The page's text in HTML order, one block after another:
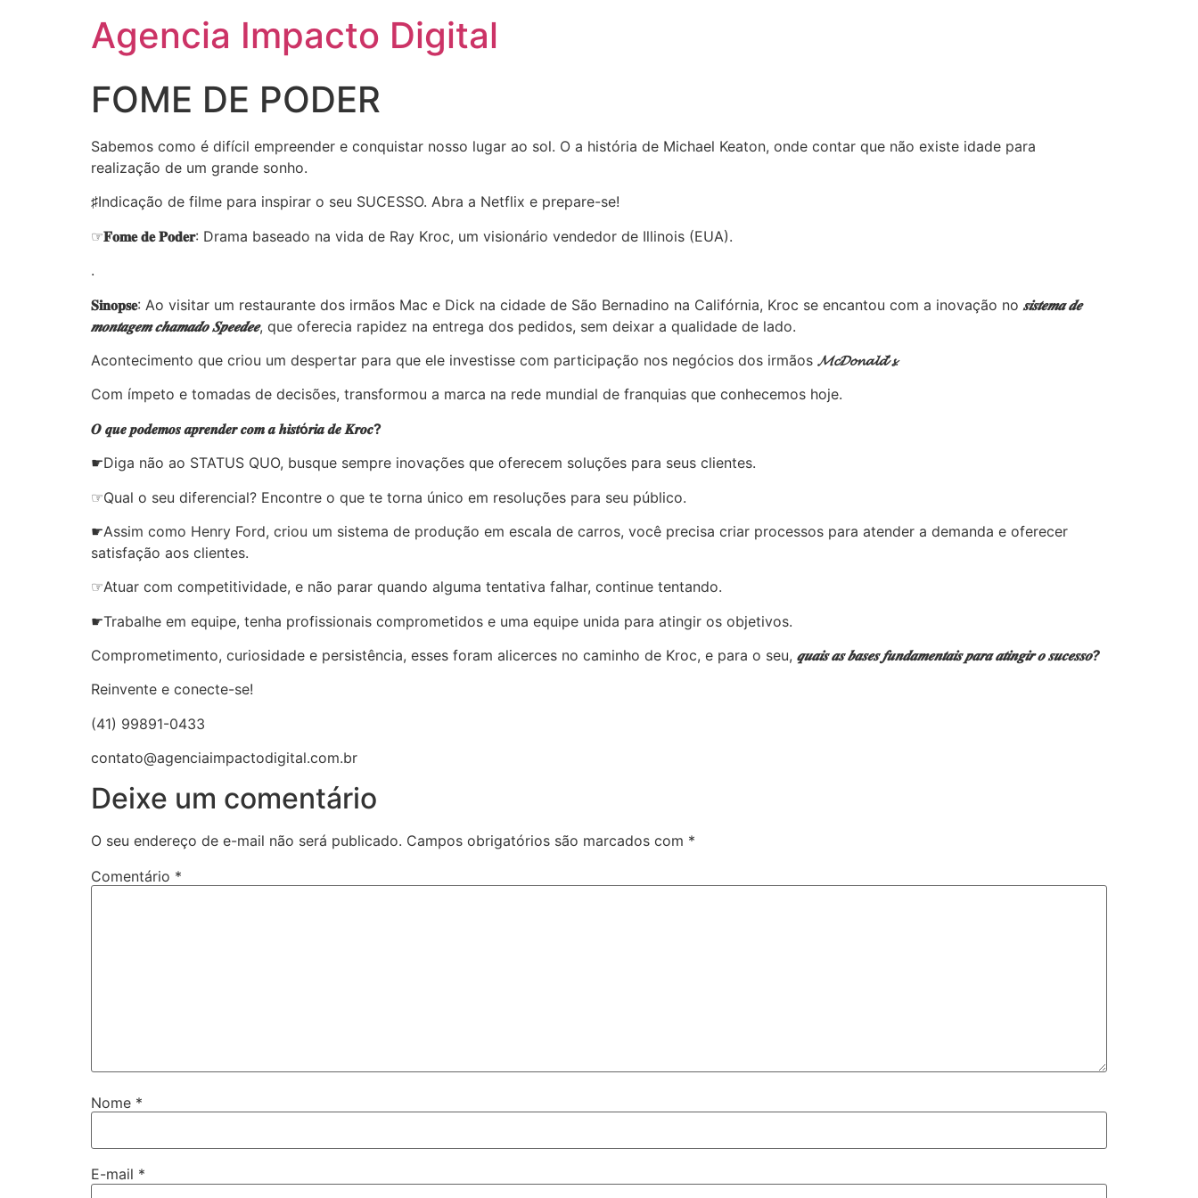
Agencia Impacto Digital
FOME DE PODER
Sabemos como é difícil empreender e conquistar nosso lugar ao sol. O a história de Michael Keaton, onde contar que não existe idade para
realização de um grande sonho.
♯Indicação de filme para inspirar o seu SUCESSO. Abra a Netflix e prepare-se!
☞𝐅𝐨𝐦𝐞 𝐝𝐞 𝐏𝐨𝐝𝐞𝐫: Drama baseado na vida de Ray Kroc, um visionário vendedor de Illinois (EUA).
.
𝐒𝐢𝐧𝐨𝐩𝐬𝐞: Ao visitar um restaurante dos irmãos Mac e Dick na cidade de São Bernadino na Califórnia, Kroc se encantou com a inovação no 𝒔𝒊𝒔𝒕𝒆𝒎𝒂 𝒅𝒆
𝒎𝒐𝒏𝒕𝒂𝒈𝒆𝒎 𝒄𝒉𝒂𝒎𝒂𝒅𝒐 𝑺𝒑𝒆𝒆𝒅𝒆𝒆, que oferecia rapidez na entrega dos pedidos, sem deixar a qualidade de lado.
Acontecimento que criou um despertar para que ele investisse com participação nos negócios dos irmãos 𝓜𝓬𝓓𝓸𝓷𝓪𝓵𝓭’𝓼.
Com ímpeto e tomadas de decisões, transformou a marca na rede mundial de franquias que conhecemos hoje.
𝑶 𝒒𝒖𝒆 𝒑𝒐𝒅𝒆𝒎𝒐𝒔 𝒂𝒑𝒓𝒆𝒏𝒅𝒆𝒓 𝒄𝒐𝒎 𝒂 𝒉𝒊𝒔𝒕ó𝒓𝒊𝒂 𝒅𝒆 𝑲𝒓𝒐𝒄?
☛Diga não ao STATUS QUO, busque sempre inovações que oferecem soluções para seus clientes.
☞Qual o seu diferencial? Encontre o que te torna único em resoluções para seu público.
☛Assim como Henry Ford, criou um sistema de produção em escala de carros, você precisa criar processos para atender a demanda e oferecer
satisfação aos clientes.
☞Atuar com competitividade, e não parar quando alguma tentativa falhar, continue tentando.
☛Trabalhe em equipe, tenha profissionais comprometidos e uma equipe unida para atingir os objetivos.
Comprometimento, curiosidade e persistência, esses foram alicerces no caminho de Kroc, e para o seu, 𝒒𝒖𝒂𝒊𝒔 𝒂𝒔 𝒃𝒂𝒔𝒆𝒔 𝒇𝒖𝒏𝒅𝒂𝒎𝒆𝒏𝒕𝒂𝒊𝒔 𝒑𝒂𝒓𝒂 𝒂𝒕𝒊𝒏𝒈𝒊𝒓 𝒐 𝒔𝒖𝒄𝒆𝒔𝒔𝒐?
Reinvente e conecte-se!
(41) 99891-0433
contato@agenciaimpactodigital.com.br
Deixe um comentário
O seu endereço de e-mail não será publicado. Campos obrigatórios são marcados com *
Comentário *
Nome *
E-mail *